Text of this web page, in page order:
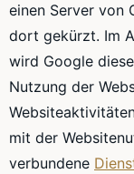
einen Server von
dort gekürzt. Im
wird Google
Nutzung der
mit der
verbundene